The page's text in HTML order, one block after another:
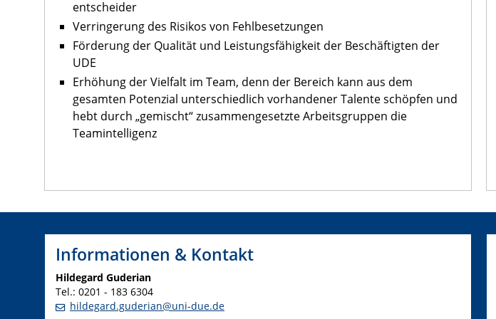
entscheider
Verringerung des Risikos von Fehlbesetzungen
Förderung der Qualität und Leistungsfähigkeit der Beschäftigten der
UDE
Erhöhung der Vielfalt im Team, denn der Bereich kann aus dem
gesamten Potenzial unterschiedlich vorhandener Talente schöpfen und
hebt durch „gemischt“ zusammengesetzte Arbeitsgruppen die
Teamintelligenz
Informationen & Kontakt
Hildegard Guderian
Tel.: 0201 - 183 6304
hildegard.guderian@uni-due.de